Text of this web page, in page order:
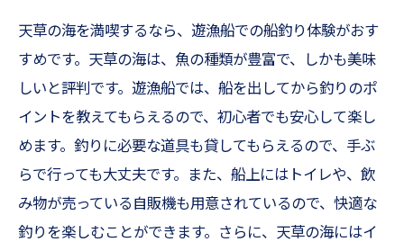
天草の海を満喫するなら、遊漁船での船釣り体験がおす
すめです。天草の海は、魚の種類が豊富で、しかも美味
しいと評判です。遊漁船では、船を出してから釣りのポ
イントを教えてもらえるので、初心者でも安心して楽し
めます。釣りに必要な道具も貸してもらえるので、手ぶ
らで行っても大丈夫です。また、船上にはトイレや、飲
み物が売っている自販機も用意されているので、快適な
釣りを楽しむことができます。さらに、天草の海にはイ